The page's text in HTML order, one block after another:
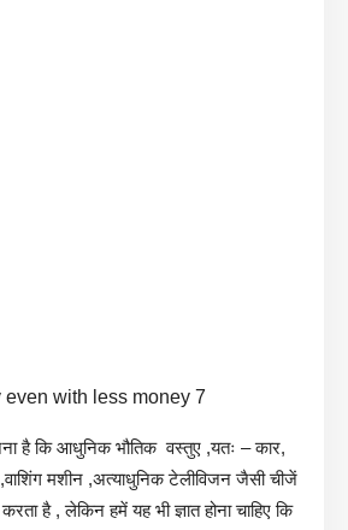
even with less money 7
है कि आधुनिक भौतिक वस्तुए ,यतः – कार,
मशीन ,अत्याधुनिक टेलीविजन जैसी चीजें
है , लेकिन हमें यह भी ज्ञात होना चाहिए कि